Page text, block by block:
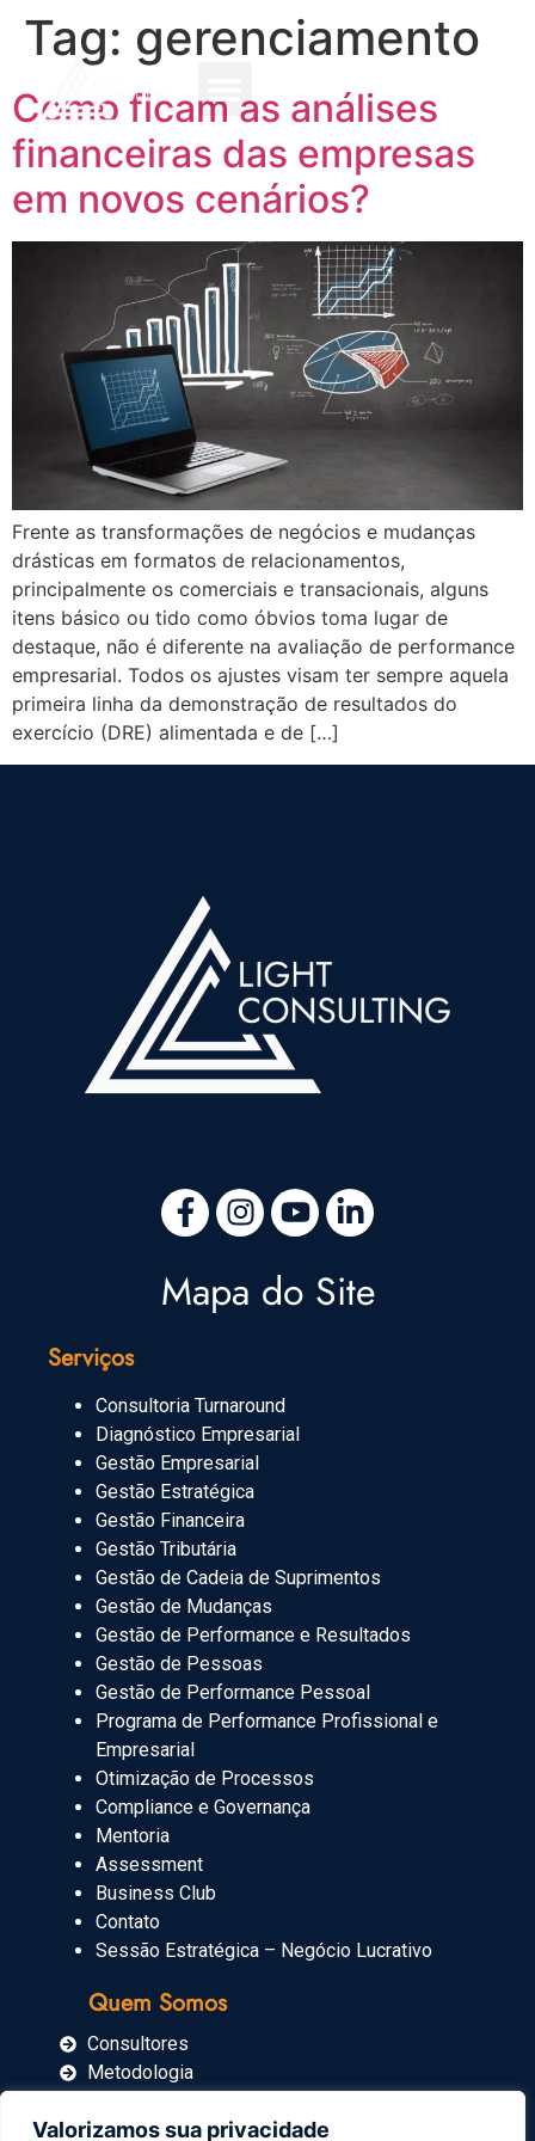
Valorizamos sua privacidade
Tag: gerenciamento
Como ficam as análises
financeiras das empresas
em novos cenários?
Frente as transformações de negócios e mudanças
drásticas em formatos de relacionamentos,
principalmente os comerciais e transacionais, alguns
itens básico ou tido como óbvios toma lugar de
destaque, não é diferente na avaliação de performance
empresarial. Todos os ajustes visam ter sempre aquela
primeira linha da demonstração de resultados do
exercício (DRE) alimentada e de […]
Mapa do Site
Quem Somos
Consultores
Metodologia
Blog
Serviços
Consultoria Turnaround
Diagnóstico Empresarial
Gestão Empresarial
Gestão Estratégica
Gestão Financeira
Gestão Tributária
Gestão de Cadeia de Suprimentos
Gestão de Mudanças
Gestão de Performance e Resultados
Gestão de Pessoas
Gestão de Performance Pessoal
Programa de Performance Profissional e
Empresarial
Otimização de Processos
Compliance e Governança
Mentoria
Assessment
Business Club
Contato
Sessão Estratégica – Negócio Lucrativo